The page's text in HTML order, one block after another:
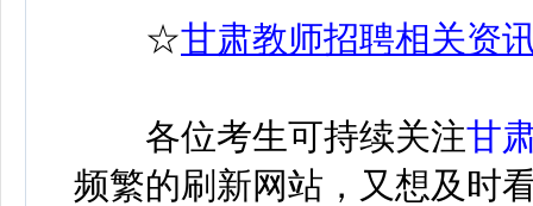
☆甘肃教师招聘相关资
各位考生可持续关注甘
频繁的刷新网站，又想及时